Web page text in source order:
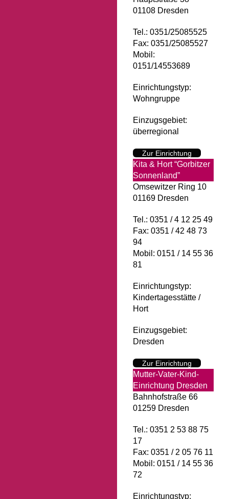
01108 Dresden
Tel.: 0351/25085525
Fax: 0351/25085527
Mobil:
0151/14553689
Einrichtungstyp:
Wohngruppe
Einzugsgebiet:
überregional
Zur Einrichtung
Kita & Hort “Gorbitzer
Sonnenland”
Omsewitzer Ring 10
01169 Dresden
Tel.: 0351 / 4 12 25 49
Fax: 0351 / 42 48 73
94
Mobil: 0151 / 14 55 36
81
Einrichtungstyp:
Kindertagesstätte /
Hort
Einzugsgebiet:
Dresden
Zur Einrichtung
Mutter-Vater-Kind-
Einrichtung Dresden
Bahnhofstraße 66
01259 Dresden
Tel.: 0351 2 53 88 75
17
Fax: 0351 / 2 05 76 11
Mobil: 0151 / 14 55 36
72
Einrichtungstyp: